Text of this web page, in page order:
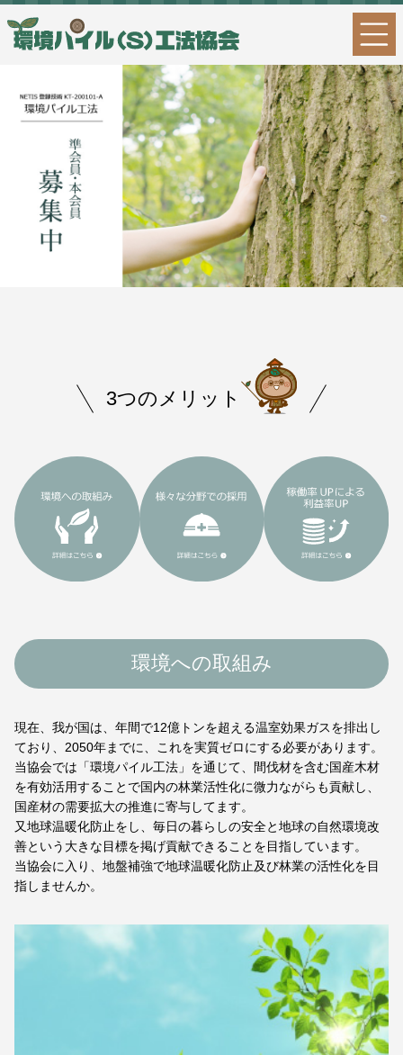
3つのメリット
重機について
協会員様インタビュー
協会HP
お問い合わせ
3つのメリット
環境への取組み
現在、我が国は、年間で12億トンを超える温室効果ガスを排出し
ており、2050年までに、これを実質ゼロにする必要があります。
当協会では「環境パイル工法」を通じて、間伐材を含む国産木材
を有効活用することで国内の林業活性化に微力ながらも貢献し、
国産材の需要拡大の推進に寄与してます。
又地球温暖化防止をし、毎日の暮らしの安全と地球の自然環境改
善という大きな目標を掲げ貢献できることを目指しています。
当協会に入り、地盤補強で地球温暖化防止及び林業の活性化を目
指しませんか。